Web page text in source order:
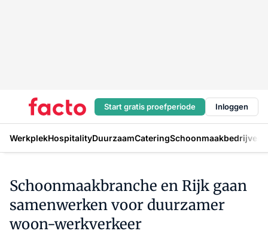
Start gratis proefperiode Inloggen
WerkplekHospitalityDuurzaamCateringSchoonmaakbedrijven
Schoonmaakbranche en Rijk gaan
samenwerken voor duurzamer
woon-werkverkeer